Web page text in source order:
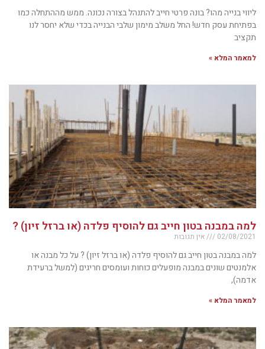
ליווי בנייה מהו? בונה פרטי חייב להתנהל בצורה נכונה. ממש מההתחלה כמו
בפתיחת עסק חדש! החל משלב מימון שלבי הבנייה בכדי שלא יחסר לנו
תקציב
למאמר המלא »
למה במבנה בטון חייב גם להוסיף פלדה (או ברזל זיון) ?
02/08/2021 אין תגובות
למה במבנה בטון חייב גם להוסיף פלדה (או ברזל זיון) ? על כל מבנה או
אלמנטים שונים במבנה מופעלים כוחות ועומסים חריגים (למשל ברעידת
אדמה),
למאמר המלא »